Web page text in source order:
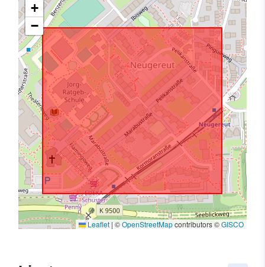
+
−
Leaflet | ©OpenStreetMapcontributors ©GISCO